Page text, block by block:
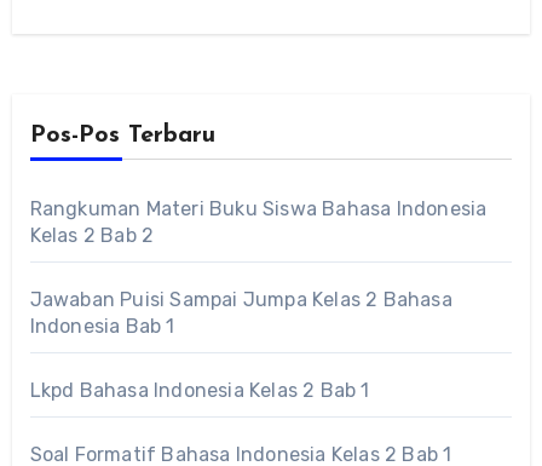
Pos-Pos Terbaru
Rangkuman Materi Buku Siswa Bahasa Indonesia
Kelas 2 Bab 2
Jawaban Puisi Sampai Jumpa Kelas 2 Bahasa
Indonesia Bab 1
Lkpd Bahasa Indonesia Kelas 2 Bab 1
Soal Formatif Bahasa Indonesia Kelas 2 Bab 1